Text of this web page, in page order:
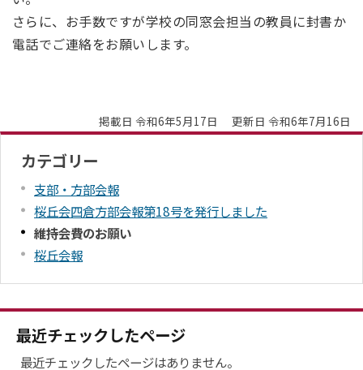
さらに、お手数ですが学校の同窓会担当の教員に封書か
電話でご連絡をお願いします。
掲載日 令和6年5月17日 更新日 令和6年7月16日
カテゴリー
支部・方部会報
桜丘会四倉方部会報第18号を発行しました
維持会費のお願い
桜丘会報
最近チェックしたページ
最近チェックしたページはありません。